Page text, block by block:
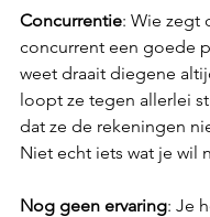
Concurrentie: Wie zegt
concurrent een goede
weet draait diegene
loopt ze tegen allerlei
dat ze de rekeningen
Niet echt iets wat je wil
Nog geen ervaring: Je